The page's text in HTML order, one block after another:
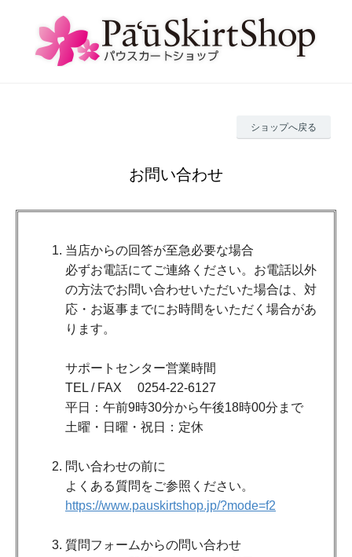
ショップへ戻る
お問い合わせ
当店からの回答が至急必要な場合
必ずお電話にてご連絡ください。お電話以外
の方法でお問い合わせいただいた場合は、対
応・お返事までにお時間をいただく場合があ
ります。
サポートセンター営業時間
TEL / FAX 0254-22-6127
平日：午前9時30分から午後18時00分まで
土曜・日曜・祝日：定休
問い合わせの前に
よくある質問をご参照ください。
https://www.pauskirtshop.jp/?mode=f2
質問フォームからの問い合わせ